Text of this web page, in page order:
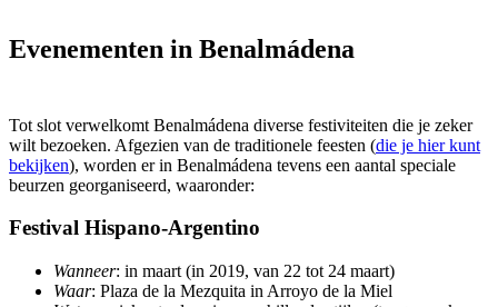
Evenementen in Benalmádena
Tot slot verwelkomt Benalmádena diverse festiviteiten die je zeker
wilt bezoeken. Afgezien van de traditionele feesten (die je hier kunt
bekijken), worden er in Benalmádena tevens een aantal speciale
beurzen georganiseerd, waaronder:
Festival Hispano-Argentino
Wanneer: in maart (in 2019, van 22 tot 24 maart)
Waar: Plaza de la Mezquita in Arroyo de la Miel